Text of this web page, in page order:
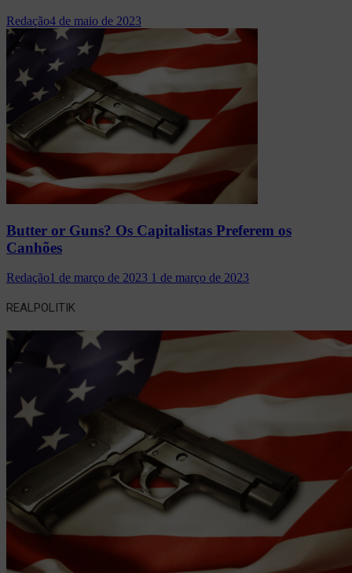
Redação4 de maio de 2023
Butter or Guns? Os Capitalistas Preferem os
Canhões
Redação1 de março de 2023 1 de março de 2023
REALPOLITIK